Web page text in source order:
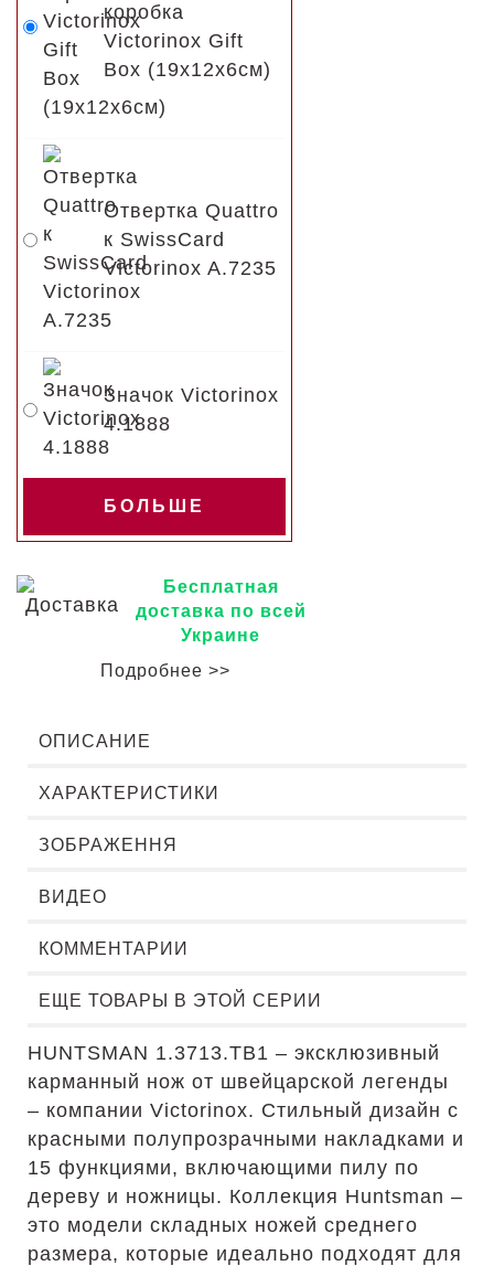
коробка
Victorinox Gift
Box (19x12x6см)
Отвертка Quattro
к SwissCard
Victorinox A.7235
Значок Victorinox
4.1888
БОЛЬШЕ
Бесплатная
доставка по всей
Украине
Подробнее >>
ОПИСАНИЕ
ХАРАКТЕРИСТИКИ
ЗОБРАЖЕННЯ
ВИДЕО
КОММЕНТАРИИ
ЕЩЕ ТОВАРЫ В ЭТОЙ СЕРИИ
HUNTSMAN 1.3713.TB1 – эксклюзивный
карманный нож от швейцарской легенды
– компании Victorinox. Стильный дизайн с
красными полупрозрачными накладками и
15 функциями, включающими пилу по
дереву и ножницы. Коллекция Huntsman –
это модели складных ножей среднего
размера, которые идеально подходят для